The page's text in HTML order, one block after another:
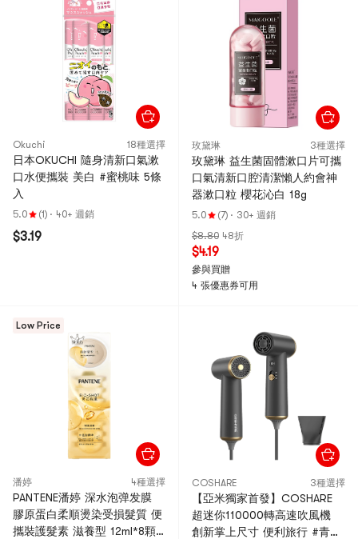
Okuchi 18種選擇
日本OKUCHI 隨身清新口氣漱
口水便攜裝 美白 #蜜桃味 5條
入
5.0 (1) · 40+ 週銷
$3.19
玫黛琳 3種選擇
玫黛琳 益生菌固體漱口片可攜
口氣清新口腔清潔懶人約會神
器漱口粒 櫻花沁白 18g
5.0 (7) · 30+ 週銷
$8.80 48折
$4.19
參與買贈
4 張優惠券可用
Low Price
潘婷 4種選擇
PANTENE潘婷 深水泡弹发膜
膠原蛋白柔順燙染受損髮質 便
攜裝護髮素 滋養型 12ml*8顆
COSHARE 3種選擇
【亞米獨家首發】COSHARE
超迷你110000轉高速吹風機
創新掌上尺寸 便利旅行 #青銅